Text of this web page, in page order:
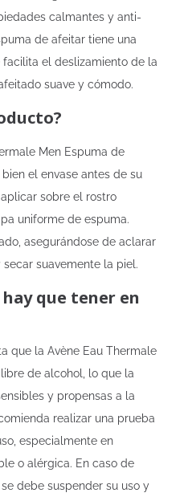
calmantes y anti-
de afeitar tiene una
el deslizamiento de la
suave y cómodo.
Men Espuma de
el envase antes de su
sobre el rostro
uniforme de espuma.
asegurándose de aclarar
suavemente la piel.
que tener en
que la Avène Eau Thermale
de alcohol, lo que la
y propensas a la
realizar una prueba
especialmente en
o alérgica. En caso de
debe suspender su uso y